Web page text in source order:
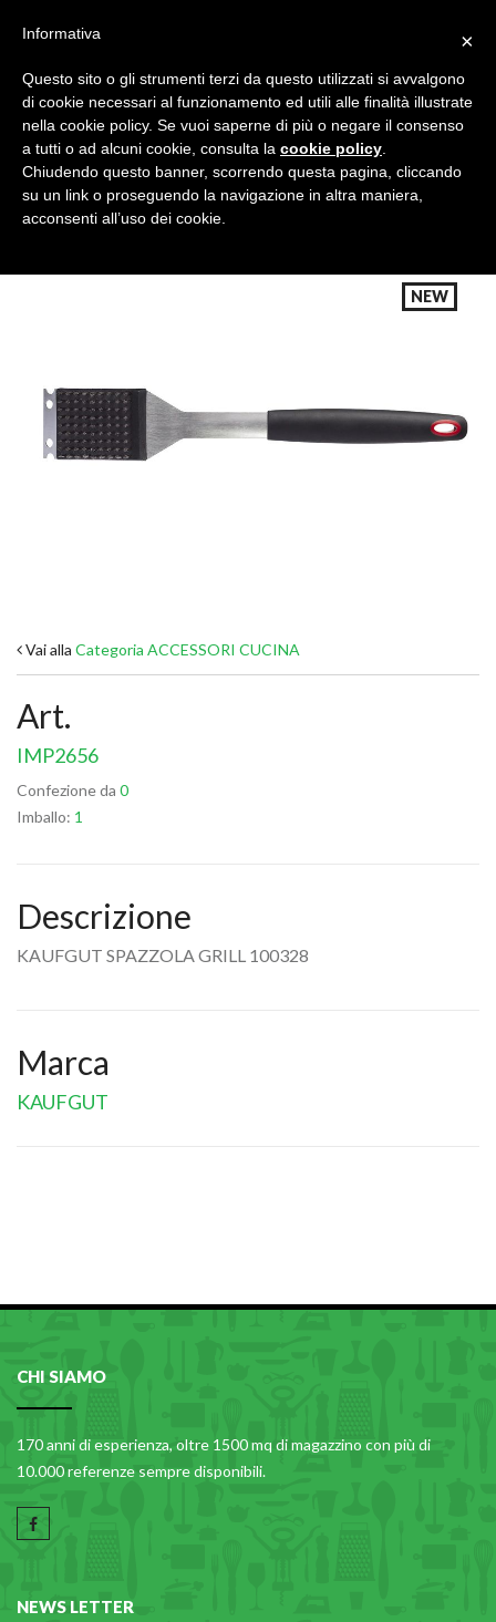
Tutte le categorie Cerca
NEW
Vai alla Categoria ACCESSORI CUCINA
Art.
IMP2656
Confezione da 0
Imballo: 1
Descrizione
KAUFGUT SPAZZOLA GRILL 100328
Marca
KAUFGUT
CHI SIAMO
170 anni di esperienza, oltre 1500 mq di magazzino con più di
10.000 referenze sempre disponibili.
NEWS LETTER
×
Informativa
Questo sito o gli strumenti terzi da questo utilizzati si avvalgono
di cookie necessari al funzionamento ed utili alle finalità illustrate
nella cookie policy. Se vuoi saperne di più o negare il consenso
a tutti o ad alcuni cookie, consulta la cookie policy
Chiudendo questo banner, scorrendo questa pagina, cliccando
su un link o proseguendo la navigazione in altra maniera,
acconsenti all’uso dei cookie.